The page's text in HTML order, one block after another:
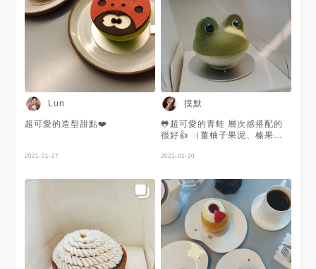
Lun
超可愛的造型甜點❤️
2021-01-27
摸默
🐸超可愛的青蛙 層次感搭配的
很好👍 （薑柚子果泥、榛果青
柚子輕慕斯） 時間上這次外帶
2021-01-20